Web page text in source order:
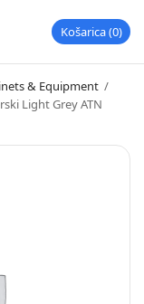
Košarica 0
& Equipment /
Light Grey ATN